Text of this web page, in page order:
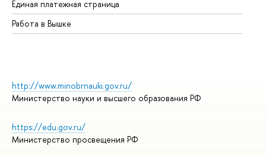
Единая платежная страница
Работа в Вышке
http://www.minobrnauki.gov.ru/
Министерство науки и высшего образования РФ
https://edu.gov.ru/
Министерство просвещения РФ